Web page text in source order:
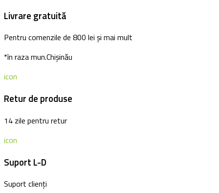
Livrare gratuită
Pentru comenzile de 800 lei și mai mult
*în raza mun.Chișinău
icon
Retur de produse
14 zile pentru retur
icon
Suport L-D
Suport clienți